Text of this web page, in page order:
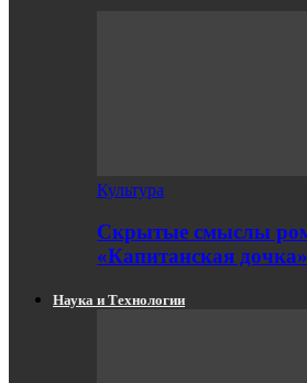
Культура
Скрытые смыслы
«Капитанская дочка»
Наука и Технологии